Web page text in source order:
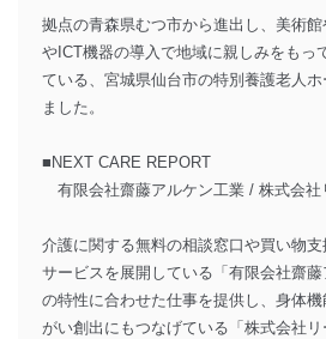
拠点の青森県むつ市から進出し、美術
やICT機器の導入で地域に親しみをもっ
ている、宮城県仙台市の特別養護老人
ました。
■NEXT CARE REPORT
有限会社齋藤アルケン工業 / 株式会社
介護に関する無料の相談窓口や買い物
サービスを展開している「有限会社齋
の特性に合わせた仕事を提供し、身体
がい創出にもつなげている「株式会社